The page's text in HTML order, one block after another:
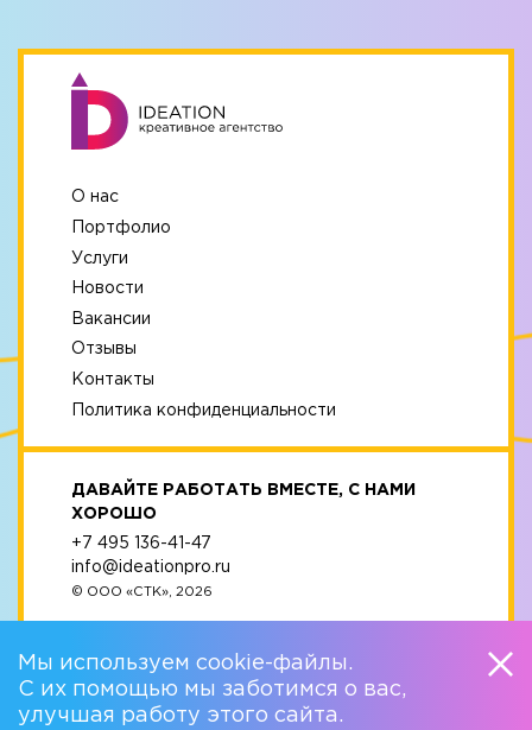
О нас
Портфолио
Услуги
Новости
Вакансии
Отзывы
Контакты
Политика конфиденциальности
ДАВАЙТЕ РАБОТАТЬ ВМЕСТЕ, С НАМИ
ХОРОШО
+7 495 136-41-47
info@ideationpro.ru
© ООО «СТК», 2026
Мы используем cookie-файлы.
С их помощью мы заботимся о вас,
улучшая работу этого сайта.